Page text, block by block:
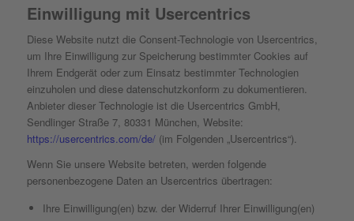
Einwilligung mit Usercentrics
Diese Website nutzt die Consent-Technologie von Usercentrics,
um Ihre Einwilligung zur Speicherung bestimmter Cookies auf
Ihrem Endgerät oder zum Einsatz bestimmter Technologien
einzuholen und diese datenschutzkonform zu dokumentieren.
Anbieter dieser Technologie ist die Usercentrics GmbH,
Sendlinger Straße 7, 80331 München, Website:
https://usercentrics.com/de/(im Folgenden „Usercentrics“).
Wenn Sie unsere Website betreten, werden folgende
personenbezogene Daten an Usercentrics übertragen:
Ihre Einwilligung(en) bzw. der Widerruf Ihrer Einwilligung(en)